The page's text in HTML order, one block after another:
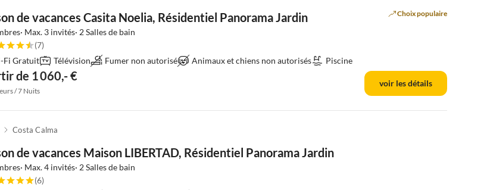
de vacances Casita Noelia, Résidentiel Panorama Jardin Choix populaire
Max. 3 invités· 2 Salles de bain
(7)
Fi Gratuit
Télévision Fumer non autorisé Animaux et chiens non autorisés Piscine
de 1 060,- €
/ 7 Nuits
voir les détails
Costa Calma
de vacances Maison LIBERTAD, Résidentiel Panorama Jardin
Max. 4 invités· 2 Salles de bain
(6)